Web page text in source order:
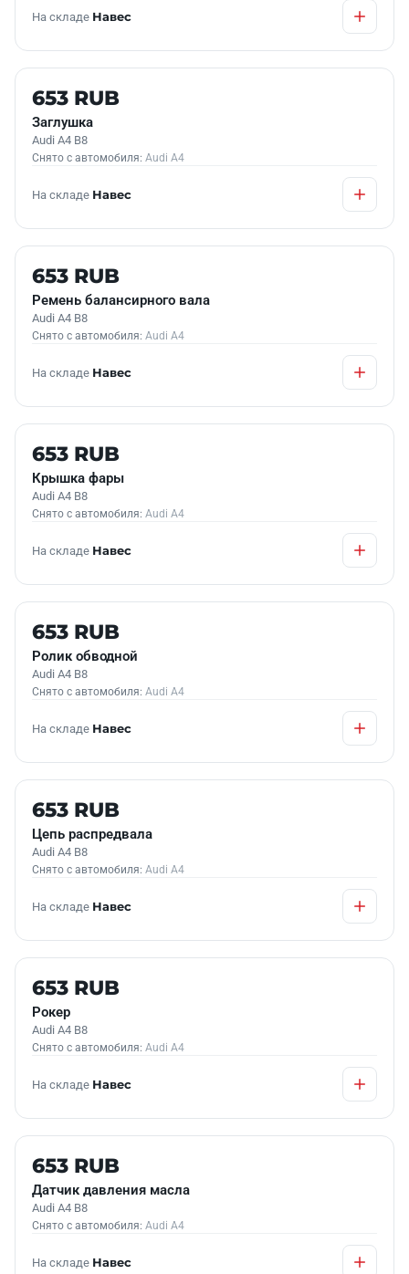
На складе Навес
Б/У В НАЛИЧИИ
653 RUB
Заглушка
Audi A4 B8
Снято с автомобиля: Audi A4
На складе Навес
Б/У В НАЛИЧИИ
653 RUB
Ремень балансирного вала
Audi A4 B8
Снято с автомобиля: Audi A4
На складе Навес
Б/У В НАЛИЧИИ
653 RUB
Крышка фары
Audi A4 B8
Снято с автомобиля: Audi A4
На складе Навес
Б/У В НАЛИЧИИ
653 RUB
Ролик обводной
Audi A4 B8
Снято с автомобиля: Audi A4
На складе Навес
Б/У В НАЛИЧИИ
653 RUB
Цепь распредвала
Audi A4 B8
Снято с автомобиля: Audi A4
На складе Навес
Б/У В НАЛИЧИИ
653 RUB
Рокер
Audi A4 B8
Снято с автомобиля: Audi A4
На складе Навес
Б/У В НАЛИЧИИ
653 RUB
Датчик давления масла
Audi A4 B8
Снято с автомобиля: Audi A4
На складе Навес